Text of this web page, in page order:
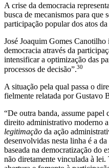
A crise da democracia
busca de mecanismos para que
participação popular dos atos
José Joaquim Gomes
democracia através da
intensificar a optimização das
processos de decisão”.30
A situação pela qual passa o
fielmente relatada por Gustavo
“De outra banda, assume papel
direito administrativo moderno
legitimação da ação
desenvolvidas nesta linha é a da
baseada na democratização do
não diretamente vinculada à lei.